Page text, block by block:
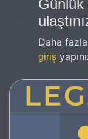
Günlük
Daha
giriş